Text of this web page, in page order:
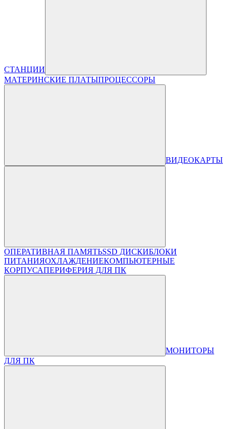
СТАНЦИИ
МАТЕРИНСКИЕ ПЛАТЫПРОЦЕССОРЫ
ВИДЕОКАРТЫ
ОПЕРАТИВНАЯ ПАМЯТЬSSD ДИСКИБЛОКИ
ПИТАНИЯОХЛАЖДЕНИЕКОМПЬЮТЕРНЫЕ
КОРПУСАПЕРИФЕРИЯ ДЛЯ ПК
МОНИТОРЫ
ДЛЯ ПК